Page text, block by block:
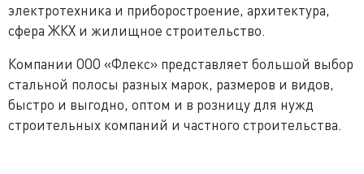
электротехника и приборостроение, архитектура,
сфера ЖКХ и жилищное строительство.
Компании ООО «Флекс» представляет большой выбор
стальной полосы разных марок, размеров и видов,
быстро и выгодно, оптом и в розницу для нужд
строительных компаний и частного строительства.